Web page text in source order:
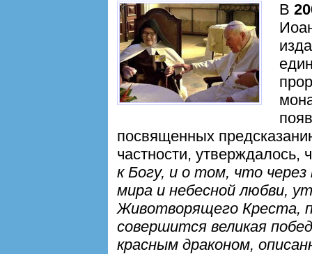
В
посвященных
частности, утверждалось,
к Богу, и о том, что
мира и небесной любви,
Животворящего Креста,
совершится великая
красным драконом,